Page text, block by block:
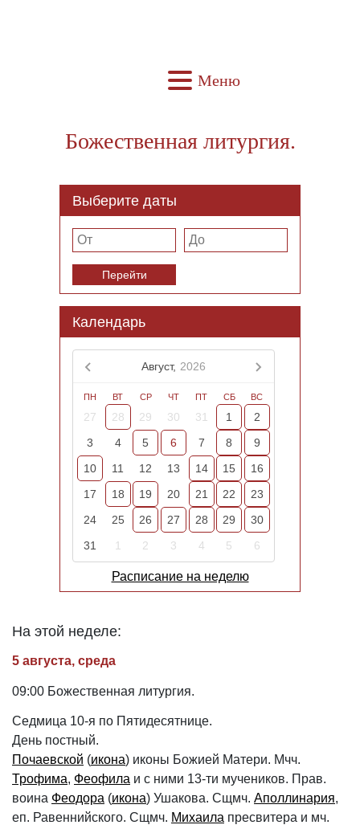
Меню
Божественная литургия.
Выберите даты
Перейти
Календарь
Август, 2026
ПН ВТ СР ЧТ ПТ СБ ВС
27 28 29 30 31 1
2
3
4 5 6 7 8
9
10
11 12 13 14 15
16
17
18 19 20 21 22
23
24
25 26 27 28 29
30
31
1 2 3 4 5 6
Расписание на неделю
На этой неделе:
5 августа, среда
09:00 Божественная литургия.
Седмица 10-я по Пятидесятнице.
День постный.
Почаевской (икона) иконы Божией Матери. Мчч.
Трофима, Феофила и с ними 13-ти мучеников. Прав.
воина Феодора (икона) Ушакова. Сщмч. Аполлинария,
еп. Равеннийского. Сщмч. Михаила пресвитера и мч.